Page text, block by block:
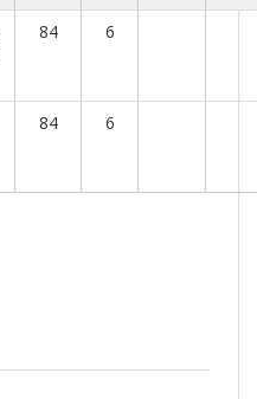
84 6
84 6